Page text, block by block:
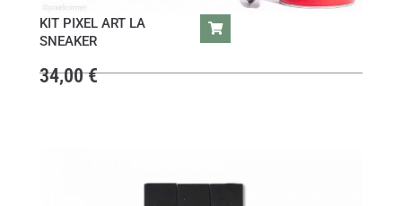
KIT PIXEL ART LA
SNEAKER
34,00€